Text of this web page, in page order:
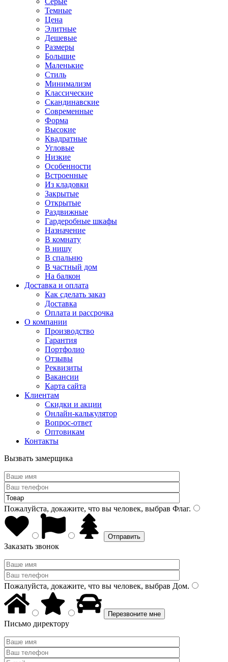
Темные
Цена
Элитные
Дешевые
Размеры
Большие
Маленькие
Стиль
Минимализм
Классические
Скандинавские
Современные
Форма
Высокие
Квадратные
Угловые
Низкие
Особенности
Встроенные
Из кладовки
Закрытые
Открытые
Раздвижные
Гардеробные шкафы
Назначение
В комнату
В нишу
В спальню
В частный дом
На балкон
Доставка и оплата
Как сделать заказ
Доставка
Оплата и рассрочка
О компании
Производство
Гарантия
Портфолио
Отзывы
Реквизиты
Вакансии
Карта сайта
Клиентам
Скидки и акции
Онлайн-калькулятор
Вопрос-ответ
Оптовикам
Контакты
Вызвать замерщика
Пожалуйста, докажите, что вы человек, выбрав Флаг.
Заказать звонок
Пожалуйста, докажите, что вы человек, выбрав Дом.
Письмо директору